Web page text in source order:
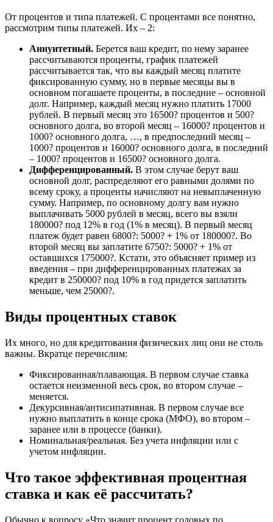
От процентов и типа платежей. С процентами все понятно,
рассмотрим типы платежей. Их – 2:
Аннуитетный. Берется ваш кредит, по нему заранее
рассчитываются проценты, график платежей
рассчитывается так, что вы каждый месяц платите
фиксированную сумму, но в первые месяцы вы в
основном погашаете проценты, в последние – основной
долг. Например, каждый месяц нужно платить 17000
рублей. В первый месяц это 16500? процентов и 500?
основного долга, во второй месяц – 16000? процентов и
1000? основного долга, …, в предпоследний месяц –
1000? процентов и 16000? основного долга, в последний
– 1000? процентов и 16500? основного долга.
Дифференцированный. В этом случае берут ваш
основной долг, распределяют его равными долями по
всему сроку, а проценты начисляют на невыплаченную
сумму. Например, по основному долгу вам нужно
выплачивать 5000 рублей в месяц, всего вы взяли
180000? под 12% в год (1% в месяц). В первый месяц
платеж будет равен 6800?: 5000? + 1% от 180000?. Во
второй месяц вы заплатите 6750?: 5000? + 1% от
оставшихся 175000?. Кстати, это объясняет пример из
введения – при дифференцированных платежах за
кредит в 250000? под 10% в год придется заплатить
меньше, чем 25000?.
Виды процентных ставок
Их много, но для кредитования физических лиц они не столь
важны. Вкратце перечислим:
Фиксированная/плавающая. В первом случае ставка
остается неизменной весь срок, во втором случае –
меняется.
Декурсивная/антисипативная. В первом случае все
нужно выплатить в конце срока (МФО), во втором –
заранее или в процессе (банки).
Номинальная/реальная. Без учета инфляции или с
учетом инфляции.
Что такое эффективная процентная
ставка и как её рассчитать?
Обычно к вопросу «Что значит процент годовых по